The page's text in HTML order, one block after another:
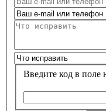
Введите код в поле